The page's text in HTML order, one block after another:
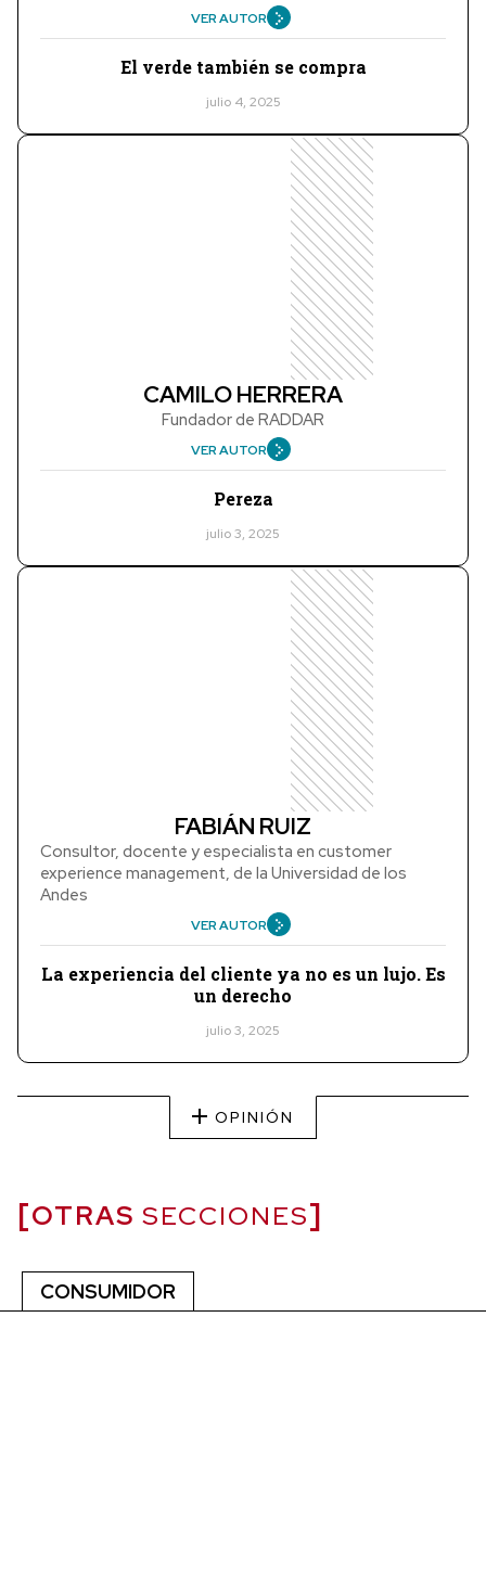
VER AUTOR
El verde también se compra
julio 4, 2025
CAMILO HERRERA
Fundador de RADDAR
VER AUTOR
Pereza
julio 3, 2025
FABIÁN RUIZ
Consultor, docente y especialista en customer
experience management, de la Universidad de los
Andes
VER AUTOR
La experiencia del cliente ya no es un lujo. Es
un derecho
julio 3, 2025
OPINIÓN
OTRAS SECCIONES
CONSUMIDOR